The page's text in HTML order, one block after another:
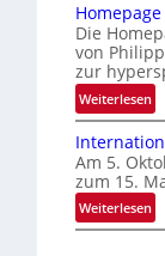
Homepage
Die
von
zur
Weiterlesen:
H
o
m
e
p
a
Am 5.
zum 15.
Weiterlesen:
I